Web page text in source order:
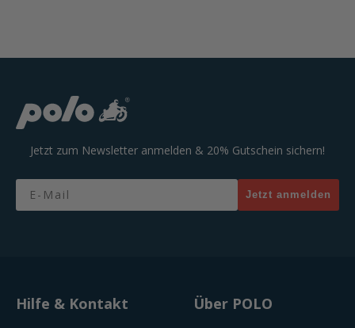
Jetzt zum Newsletter anmelden & 20% Gutschein sichern!
Email
Jetzt anmelden
Hilfe & Kontakt Über POLO